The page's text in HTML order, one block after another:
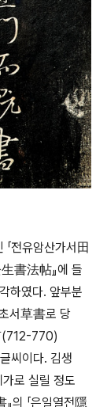
전유암산가서田
書法帖』에 들
하였다. 앞부분
서草書로 당
(712-770)
씨이다. 김생
로 실릴 정도
의 「은일열전隱